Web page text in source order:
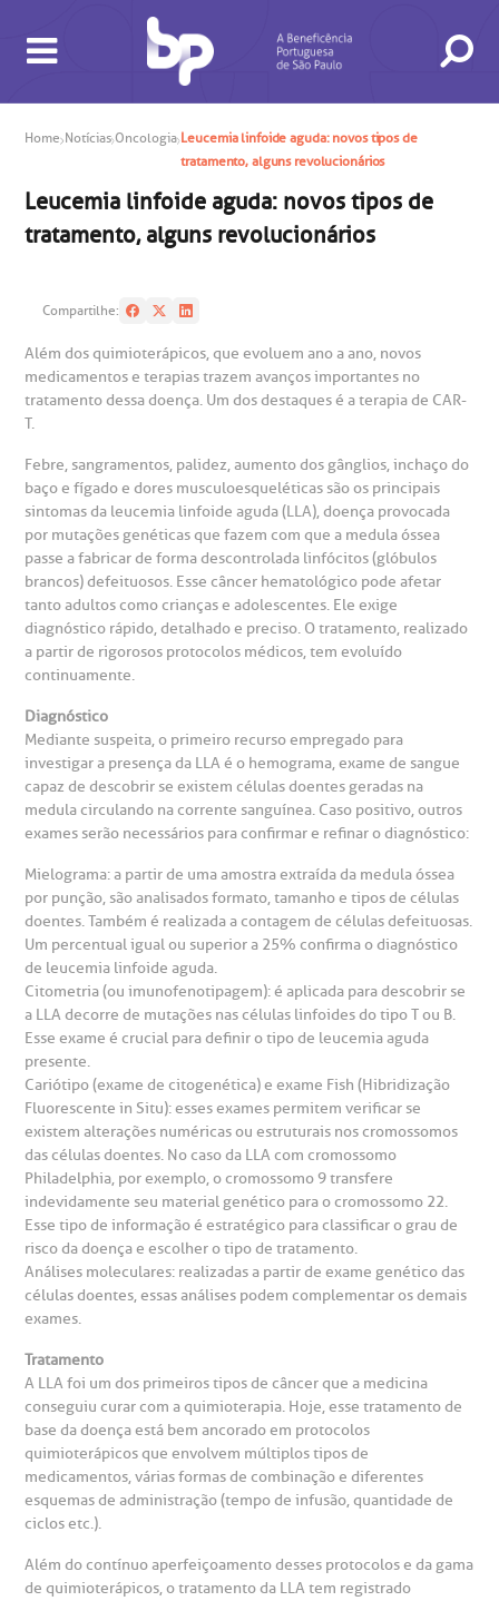
CONSULTAS E EXAMES
de consultas e exames
in antecipado
de exames
de Exames
ATENDIMENTO 24H
SAC
A BP conta com você para melhorar sempre a qualidade do
atendimento e dos serviços prestados.
A Ouvidoria e SAC são canais para você, cliente da BP, tirar
suas dúvidas, registrar suas reclamações ou fazer elogios
relacionados ao nosso atendimento e aos nossos serviços.
(11)3505-1000
ouvidoria@bp.org.br
Fale Conosco
CONHEÇA AS UNIDADES
Hospital BP
Saiba mais
Endereço:
Rua Maestro Cardim, 769
CEP: 01323-001 | Bela Vista
São Paulo - SP
BP Mirante
Saiba mais
Endereço:
R. Martiniano de Carvalho, 965
CEP: 01323-001 | Bela Vista
São Paulo - SP
Clínica Medicina da Mulher
e Pesquisa
do médico
de conduta
Financeiras
corporativa
social
a BP
Conosco
de Benchmarking
de Bioética
NOSSOS SERVIÇOS
Telemedicina BP
Teleinterconsulta
Centro de Doenças Autoimunes
INFORMAÇÕES ÚTEIS
de atendimento
de Infarto SUS
de Visita
de cópia de prontuário médico
de orçamento particular
de veracidade de atestado
atendimento
Cirurgia
frequentes
de Sangue
de Oncologia e Hematologia
de Excelência em Neurologia e
de Excelência em Ortopedia
especialidades
Home Notícias Oncologia Leucemia linfoide aguda: novos tipos de
tratamento, alguns revolucionários
Leucemia linfoide aguda: novos tipos de
tratamento, alguns revolucionários
Compartilhe:
Além dos quimioterápicos, que evoluem ano a ano, novos
medicamentos e terapias trazem avanços importantes no
tratamento dessa doença. Um dos destaques é a terapia de CAR-
T.
Febre, sangramentos, palidez, aumento dos gânglios, inchaço do
baço e fígado e dores musculoesqueléticas são os principais
sintomas da leucemia linfoide aguda (LLA), doença provocada
por mutações genéticas que fazem com que a medula óssea
passe a fabricar de forma descontrolada linfócitos (glóbulos
brancos) defeituosos. Esse câncer hematológico pode afetar
tanto adultos como crianças e adolescentes. Ele exige
diagnóstico rápido, detalhado e preciso. O tratamento, realizado
a partir de rigorosos protocolos médicos, tem evoluído
continuamente.
Diagnóstico
Mediante suspeita, o primeiro recurso empregado para
investigar a presença da LLA é o hemograma, exame de sangue
capaz de descobrir se existem células doentes geradas na
medula circulando na corrente sanguínea. Caso positivo, outros
exames serão necessários para confirmar e refinar o diagnóstico:
Mielograma: a partir de uma amostra extraída da medula óssea
por punção, são analisados formato, tamanho e tipos de células
doentes. Também é realizada a contagem de células defeituosas.
Um percentual igual ou superior a 25% confirma o diagnóstico
de leucemia linfoide aguda.
Citometria (ou imunofenotipagem): é aplicada para descobrir se
a LLA decorre de mutações nas células linfoides do tipo T ou B.
Esse exame é crucial para definir o tipo de leucemia aguda
presente.
Cariótipo (exame de citogenética) e exame Fish (Hibridização
Fluorescente in Situ): esses exames permitem verificar se
existem alterações numéricas ou estruturais nos cromossomos
das células doentes. No caso da LLA com cromossomo
Philadelphia, por exemplo, o cromossomo 9 transfere
indevidamente seu material genético para o cromossomo 22.
Esse tipo de informação é estratégico para classificar o grau de
risco da doença e escolher o tipo de tratamento.
Análises moleculares: realizadas a partir de exame genético das
células doentes, essas análises podem complementar os demais
exames.
Tratamento
A LLA foi um dos primeiros tipos de câncer que a medicina
conseguiu curar com a quimioterapia. Hoje, esse tratamento de
base da doença está bem ancorado em protocolos
quimioterápicos que envolvem múltiplos tipos de
medicamentos, várias formas de combinação e diferentes
esquemas de administração (tempo de infusão, quantidade de
ciclos etc.).
Além do contínuo aperfeiçoamento desses protocolos e da gama
de quimioterápicos, o tratamento da LLA tem registrado